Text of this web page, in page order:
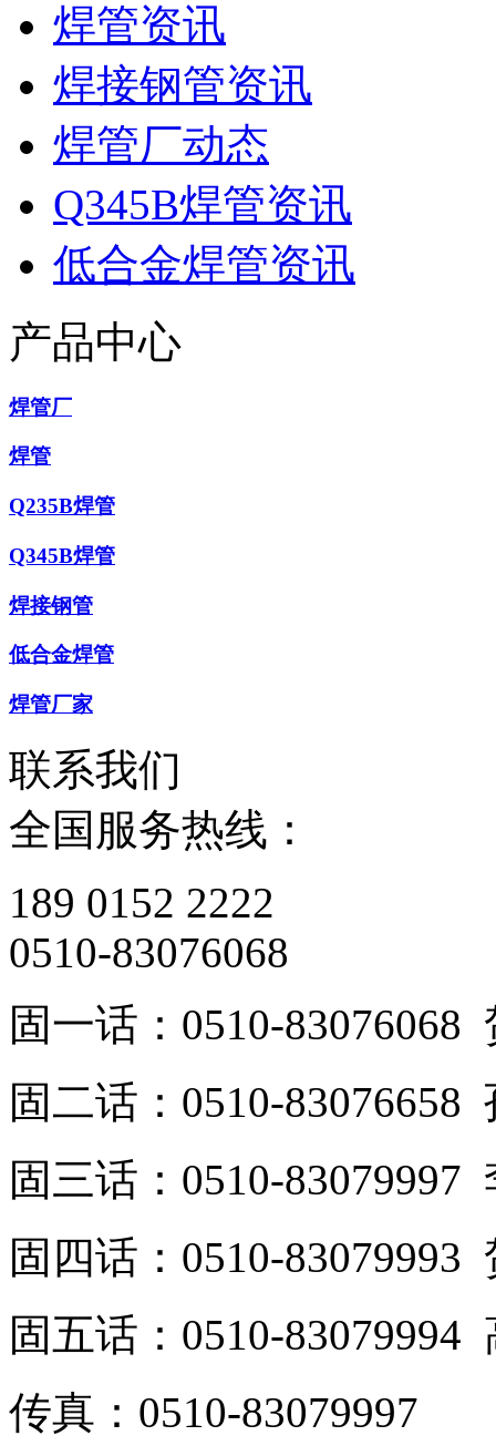
焊管资讯
焊接钢管资讯
焊管厂动态
Q345B焊管资讯
低合金焊管资讯
产品中心
焊管厂
焊管
Q235B焊管
Q345B焊管
焊接钢管
低合金焊管
焊管厂家
联系我们
全国服务热线：
189 0152 2222
0510-83076068
固一话：0510-83076068
固二话：0510-83076658
固三话：0510-83079997
固四话：0510-83079993
固五话：0510-83079994
传真：0510-83079997